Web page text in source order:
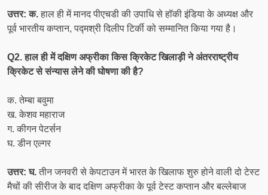
उत्तर: क.हाल ही में मानद पीएचडी की उपाधि से हॉकी इंडिया के अध्यक्ष और
पूर्व भारतीय कप्तान, पद्मश्री दिलीप टिर्की को सम्मानित किया गया है।
Q2. हाल ही में दक्षिण अफ्रीका किस क्रिकेट खिलाड़ी ने अंतरराष्ट्रीय
क्रिकेट से संन्यास लेने की घोषणा की है?
क. तेम्बा बवुमा
ख. केशव महाराज
ग. कीगन पेटर्सन
घ. डीन एल्गर
उत्तर: घ.तीन जनवरी से केपटाउन में भारत के खिलाफ शुरु होने वाली दो टेस्ट
मैचों की सीरीज के बाद दक्षिण अफ्रीका के पूर्व टेस्ट कप्तान और बल्लेबाज